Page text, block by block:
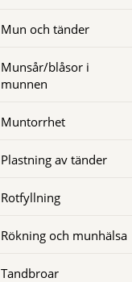
Mun och tänder
Munsår/blåsor i
munnen
Muntorrhet
Plastning av tänder
Rotfyllning
Rökning och munhälsa
Tandbroar